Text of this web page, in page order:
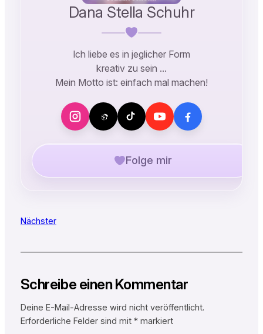
Dana Stella Schuhr
Ich liebe es in jeglicher Form
kreativ zu sein …
Mein Motto ist: einfach mal machen!
Folge mir
Nächster
Schreibe einen Kommentar
Deine E-Mail-Adresse wird nicht veröffentlicht.
Erforderliche Felder sind mit *markiert